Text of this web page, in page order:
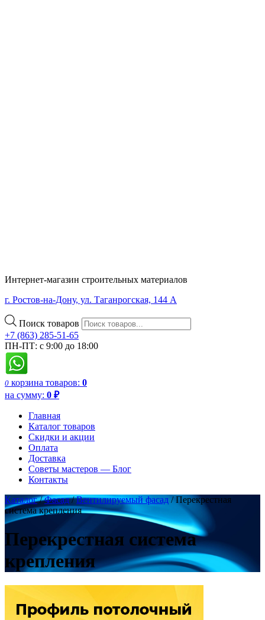
Интернет-магазин строительных материалов
г. Ростов-на-Дону, ул. Таганрогская, 144 А
Поиск товаров
+7 (863) 285-51-65
ПН-ПТ: с 9:00 до 18:00
0 корзина товаров: 0
на сумму: 0 ₽
Главная
Каталог товаров
Скидки и акции
Оплата
Доставка
Советы мастеров — Блог
Контакты
Каталог/Фасад/Вентилируемый фасад / Перекрестная
система крепления
Перекрестная система
крепления